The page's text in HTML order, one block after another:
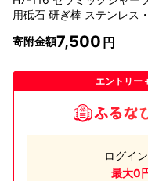
用砥石 研ぎ棒 ステンレス
寄附金額7,500
エントリー
ログイ
最大0